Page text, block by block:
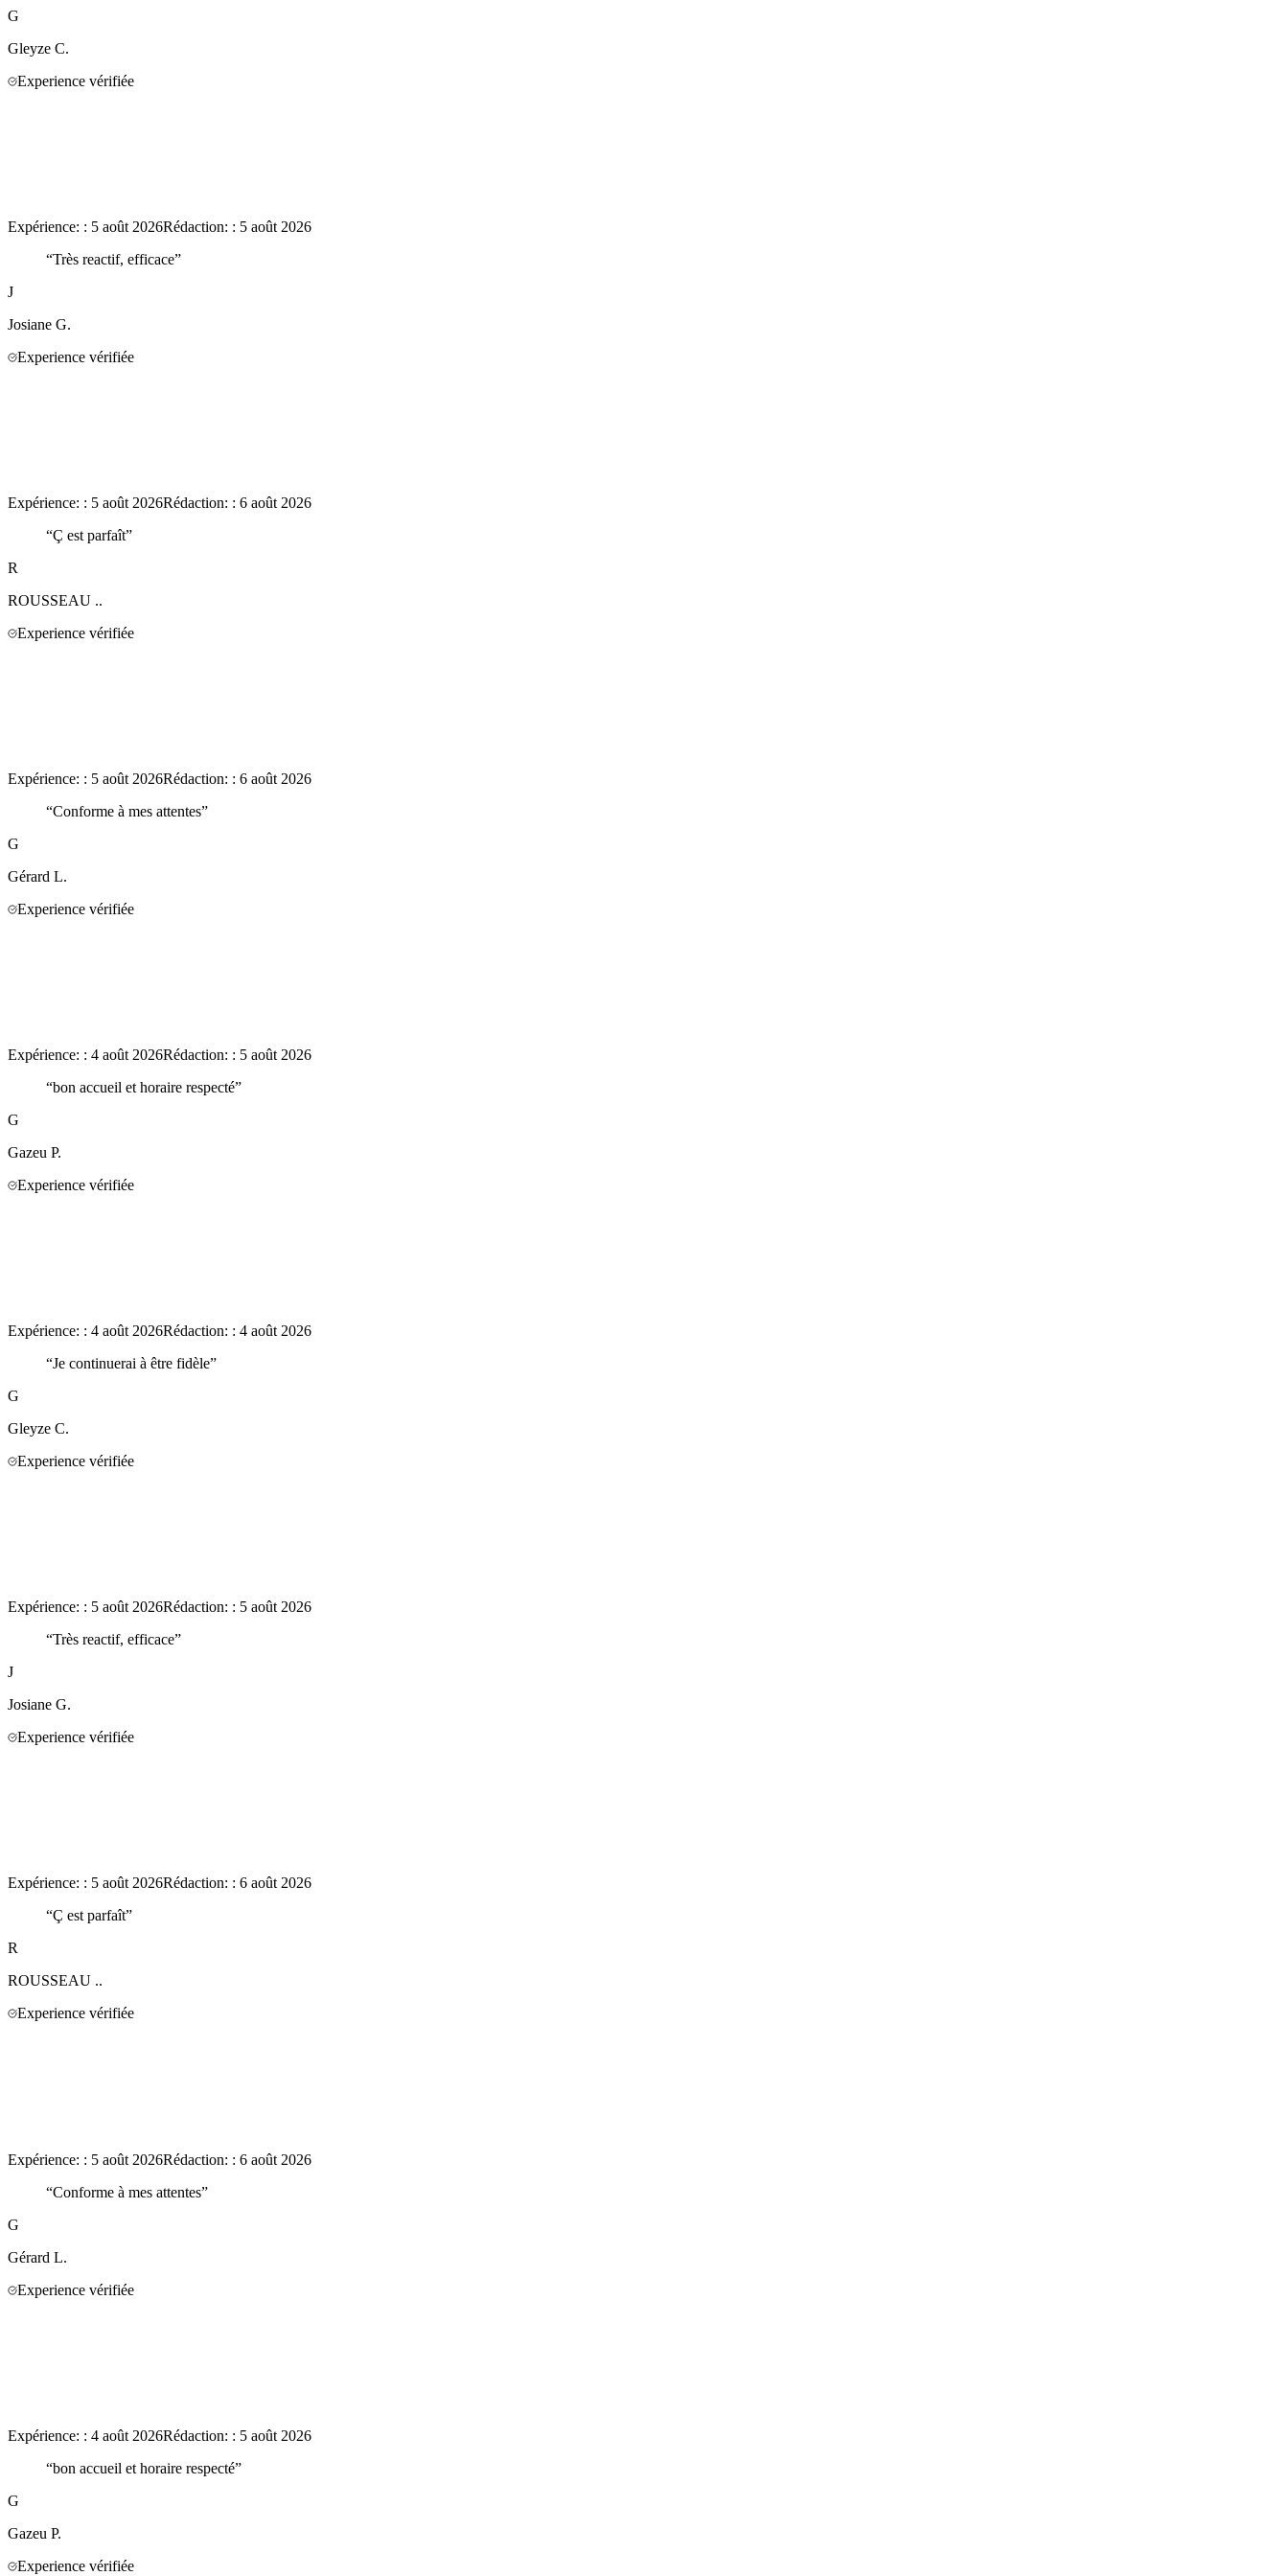
G
Gleyze C.
Experience vérifiée
Expérience: : 5 août 2026Rédaction: : 5 août 2026
“Très reactif, efficace”
J
Josiane G.
Experience vérifiée
Expérience: : 5 août 2026Rédaction: : 6 août 2026
“Ç est parfaît”
R
ROUSSEAU ..
Experience vérifiée
Expérience: : 5 août 2026Rédaction: : 6 août 2026
“Conforme à mes attentes”
G
Gérard L.
Experience vérifiée
Expérience: : 4 août 2026Rédaction: : 5 août 2026
“bon accueil et horaire respecté”
G
Gazeu P.
Experience vérifiée
Expérience: : 4 août 2026Rédaction: : 4 août 2026
“Je continuerai à être fidèle”
G
Gleyze C.
Experience vérifiée
Expérience: : 5 août 2026Rédaction: : 5 août 2026
“Très reactif, efficace”
J
Josiane G.
Experience vérifiée
Expérience: : 5 août 2026Rédaction: : 6 août 2026
“Ç est parfaît”
R
ROUSSEAU ..
Experience vérifiée
Expérience: : 5 août 2026Rédaction: : 6 août 2026
“Conforme à mes attentes”
G
Gérard L.
Experience vérifiée
Expérience: : 4 août 2026Rédaction: : 5 août 2026
“bon accueil et horaire respecté”
G
Gazeu P.
Experience vérifiée